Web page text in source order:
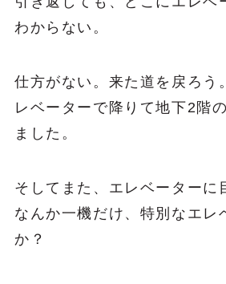
わからない。
仕方がない。来た道を戻ろう
レベーターで降りて地下2階
ました。
そしてまた、エレベーター
なんか一機だけ、特別なエレ
か？